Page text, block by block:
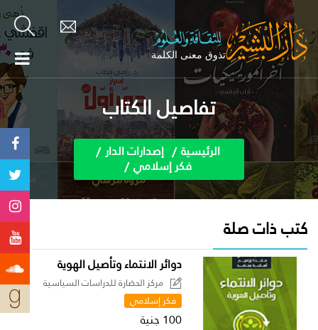
تفاصيل الكتاب
الرئيسية إصدارات الدار
فكر إسلامي
كتب ذات صلة
دوائر الانتماء وتأصيل الهوية
مركز الحضارة للدراسات السياسية
فكر إسلامي
100 جنية